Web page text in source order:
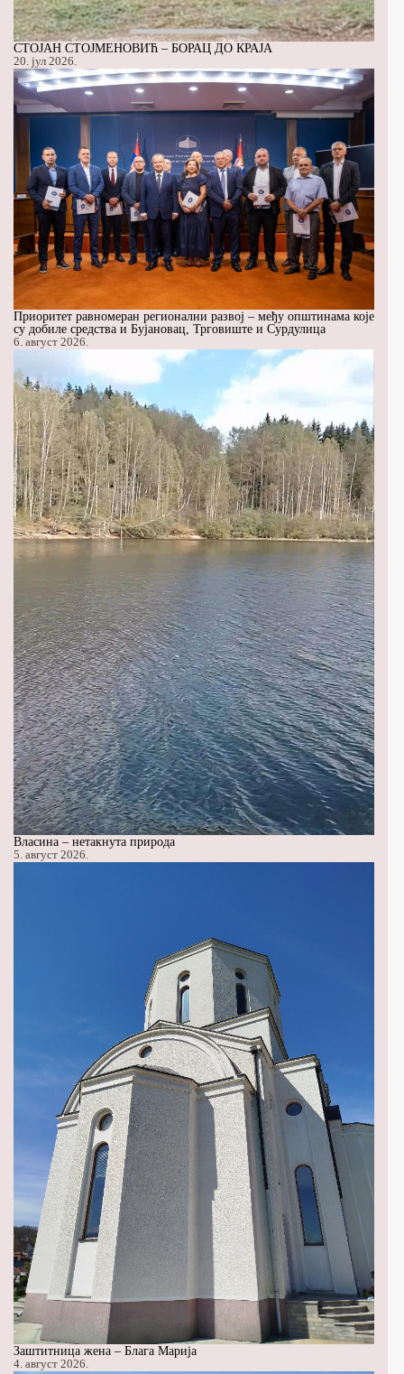
СТОЈАН СТОЈМЕНОВИЋ – БОРАЦ ДО КРАЈА
20. јул 2026.
Приоритет равномеран регионални развој – међу општинама које
су добиле средства и Бујановац, Трговиште и Сурдулица
6. август 2026.
Власина – нетакнута природа
5. август 2026.
Заштитница жена – Блага Марија
4. август 2026.